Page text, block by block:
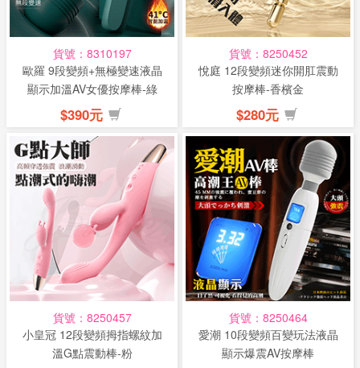
貨號：8310197
歐羅 9段變頻+無極變速液晶
顯示加溫AV女優按摩棒-綠
(特)
$390元
貨號：8250452
悅庭 12段變頻迷你開肛震動
按摩棒-香檳金
$280元
貨號：8250457
小皇冠 12段變頻拇指螺紋加
溫G點震動棒-粉
貨號：8250464
愛潮 10段變頻百變玩法液晶
顯示爆震AV按摩棒